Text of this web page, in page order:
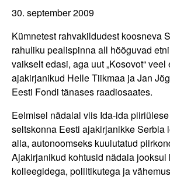
30. september 2009
Kümnetest rahvakildudest koosneva
rahuliku pealispinna all hõõguvad
vaikselt edasi, aga uut „Kosovot“
ajakirjanikud Helle Tiikmaa ja Jan
Eesti Fondi tänases raadiosaates.
Eelmisel nädalal viis Ida-ida
seltskonna Eesti ajakirjanikke Serbia
alla, autonoomseks kuulutatud
Ajakirjanikud kohtusid nädala jooksul
kolleegidega, poliitikutega ja